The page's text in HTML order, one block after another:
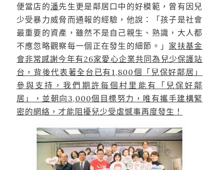
便當店的潘先生更是鄰居口中的好模範，曾有因兒
少受暴力威脅而通報的經驗，他說：「孩子是社會
最重要的資產，雖然不是自己親生、熟識，大人都
不應忽略觀察每一個正在發生的細節。」 家扶基金
會非常感謝今年有26家愛心企業共同為兒少保護站
台，背後代表著全台已有1,800個 「兒保好鄰居」
參與支持，我們期許每個村里能有「兒保好鄰
居」， 並朝向3,000個目標努力，唯有攜手建構緊
密的網絡，才能阻擾兒少受虐憾事再度發生！